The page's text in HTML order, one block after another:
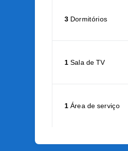
3 Dormitórios
1 Sala de TV
1 Área de serviço